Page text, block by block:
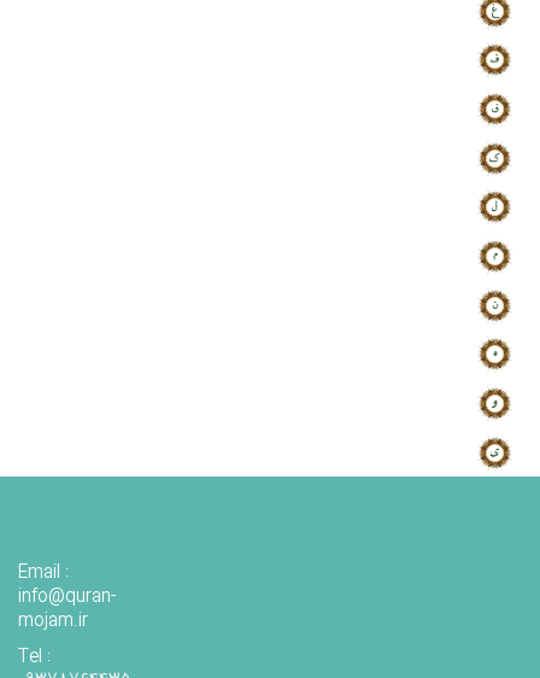
Email :
info@quran-
mojam.ir
Tel :